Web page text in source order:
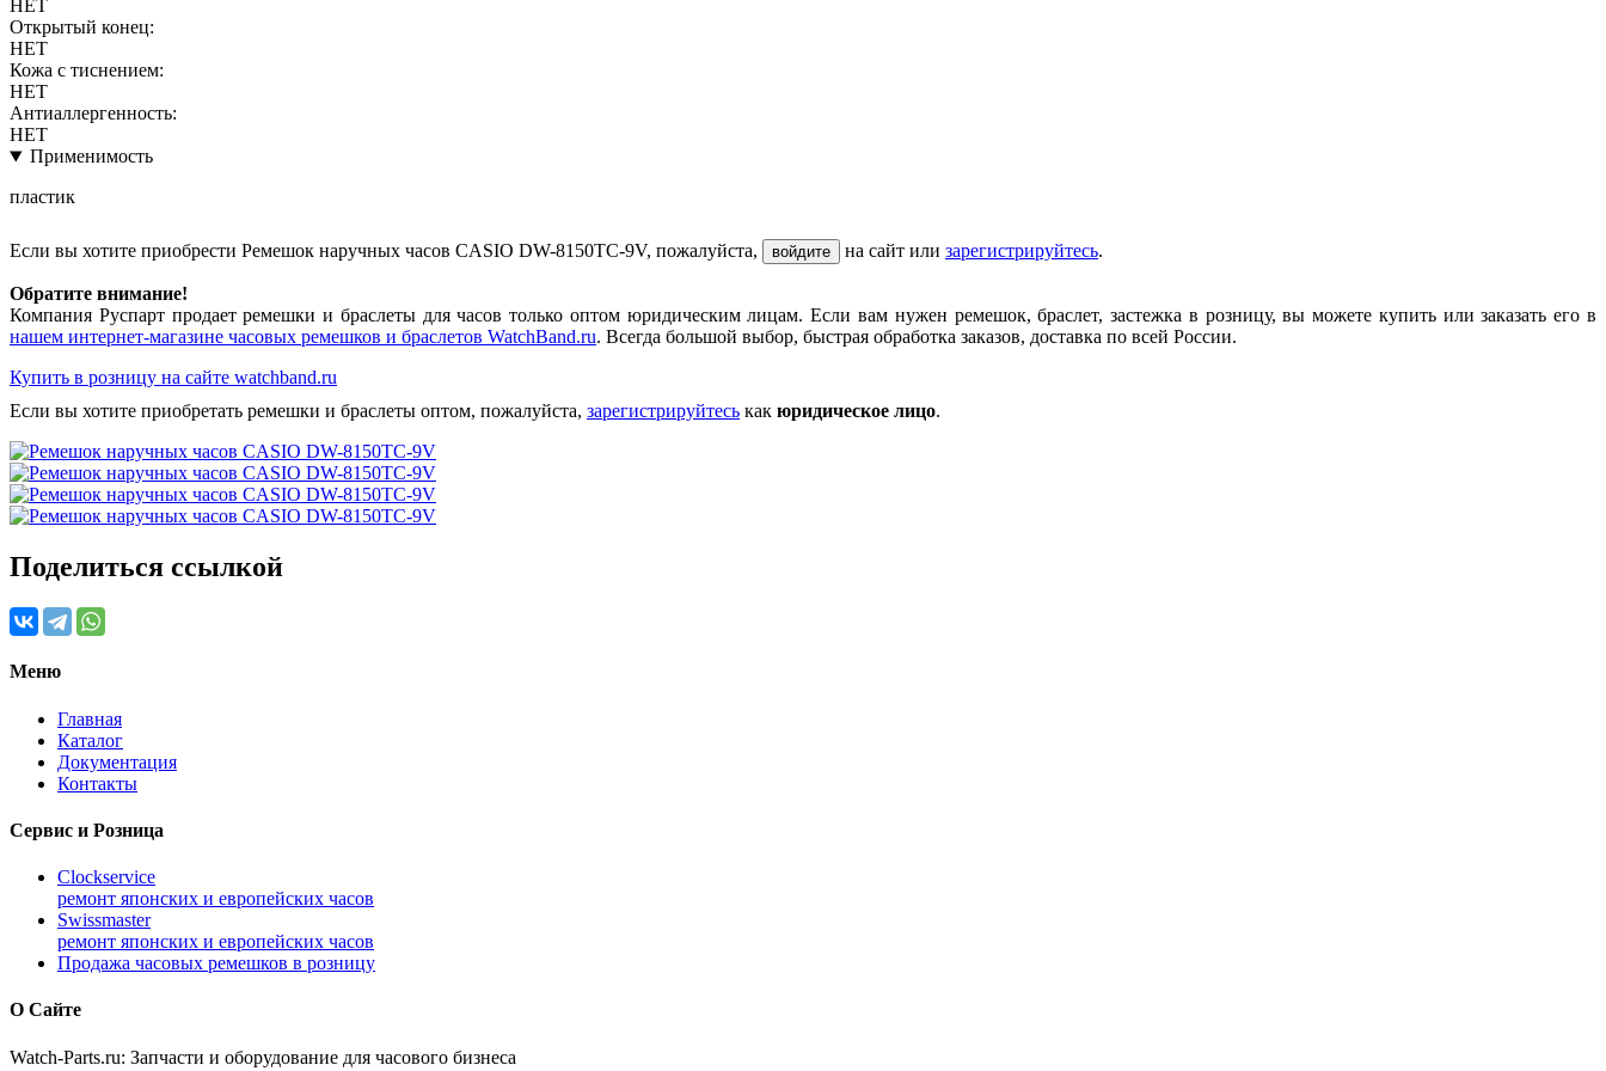
НЕТ
Открытый конец:
НЕТ
Кожа с тиснением:
НЕТ
Антиаллергенность:
НЕТ
Применимость
пластик
Если вы хотите приобрести Ремешок наручных часов CASIO DW-8150TC-9V, пожалуйста, войдите на сайт или зарегистрируйтесь.
Обратите внимание!
Компания Руспарт продает ремешки и браслеты для часов только оптом юридическим лицам. Если вам нужен ремешок, браслет, застежка в розницу, вы можете купить или заказать его в
нашем интернет-магазине часовых ремешков и браслетов WatchBand.ru. Всегда большой выбор, быстрая обработка заказов, доставка по всей России.
Купить в розницу на сайте watchband.ru
Если вы хотите приобретать ремешки и браслеты оптом, пожалуйста, зарегистрируйтесь как юридическое лицо.
Поделиться ссылкой
Меню
Главная
Каталог
Документация
Контакты
Сервис и Розница
Clockservice
ремонт японских и европейских часов
Swissmaster
ремонт японских и европейских часов
Продажа часовых ремешков в розницу
О Сайте
Watch-Parts.ru: Запчасти и оборудование для часового бизнеса